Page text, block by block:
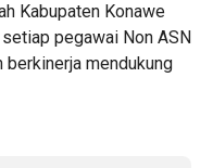
Kabupaten Konawe
pegawai Non ASN
mendukung